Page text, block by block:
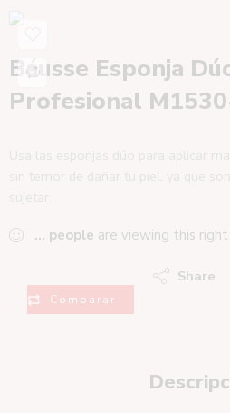
Báusse Esponja
Profesional
... people are viewing this
Comparar
Share